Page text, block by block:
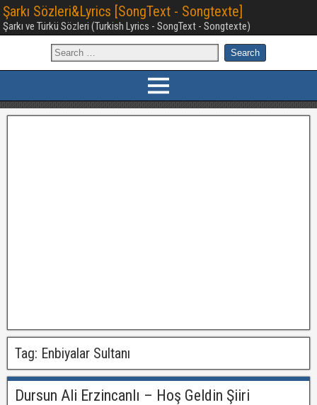
Şarkı Sözleri&Lyrics [SongText - Songtexte]
Şarkı ve Türkü Sözleri (Turkish Lyrics - SongText - Songtexte)
Tag: Enbiyalar Sultanı
Dursun Ali Erzincanlı – Hoş Geldin Şiiri